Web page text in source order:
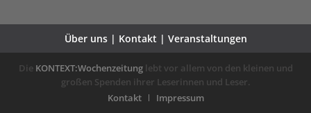
Über uns | Kontakt | Veranstaltungen
Die KONTEXT:Wochenzeitunglebt vor allem von den kleinen und
großen Spenden ihrer Leserinnen und Leser.
Kontakt
Impressum